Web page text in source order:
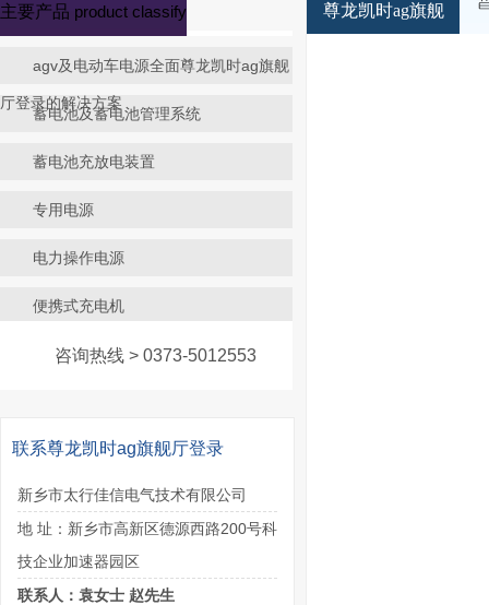
主要产品 product classify
agv及电动车电源全面尊龙凯时ag旗舰
厅登录的解决方案
蓄电池及蓄电池管理系统
蓄电池充放电装置
专用电源
电力操作电源
便携式充电机
咨询热线 > 0373-5012553
联系尊龙凯时ag旗舰厅登录
新乡市太行佳信电气技术有限公司
地 址：新乡市高新区德源西路200号科
技企业加速器园区
联系人：袁女士 赵先生
尊龙凯时ag旗舰